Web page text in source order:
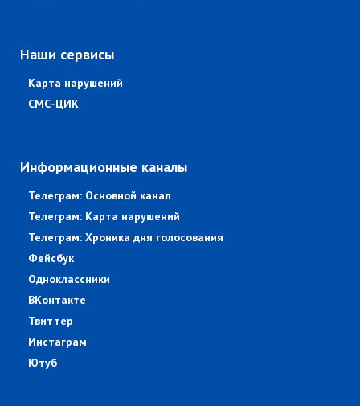
Наши сервисы
Карта нарушений
СМС-ЦИК
Информационные каналы
Телеграм: Основной канал
Телеграм: Карта нарушений
Телеграм: Хроника дня голосования
Фейсбук
Одноклассники
ВКонтакте
Твиттер
Инстаграм
Ютуб